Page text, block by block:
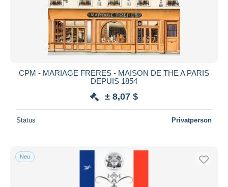
CPM - MARIAGE FRERES - MAISON DE THE A PARIS
DEPUIS 1854
± 8,07 $
Status Privatperson
Neu